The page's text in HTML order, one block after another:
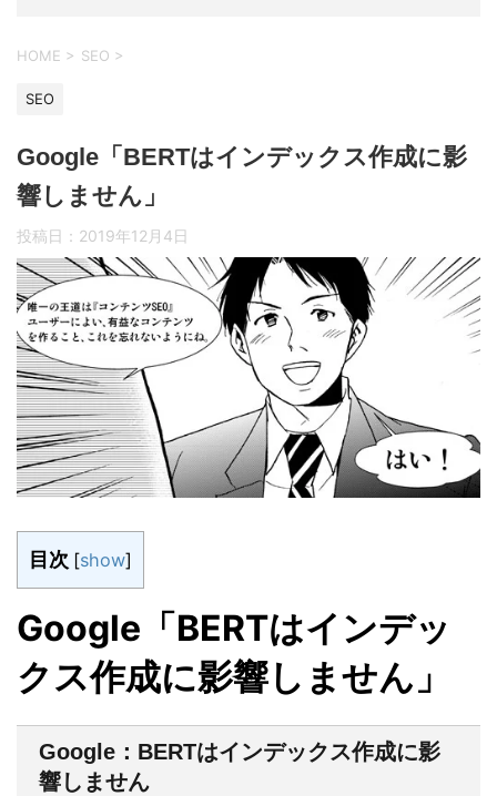
HOME > SEO >
SEO
Google「BERTはインデックス作成に影
響しません」
投稿日： 2019年12月4日
目次 [show]
Google「BERTはインデッ
クス作成に影響しません」
Google：BERTはインデックス作成に影
響しません